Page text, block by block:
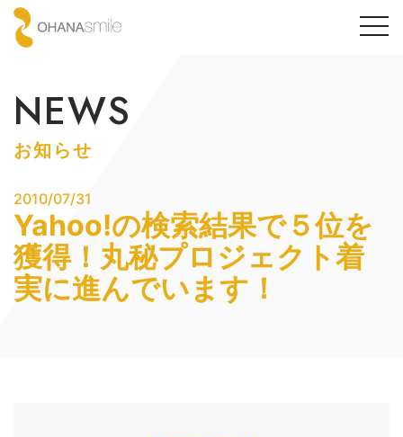
NEWS
お知らせ
2010/07/31
Yahoo!の検索結果で５位を
獲得！丸秘プロジェクト着
実に進んでいます！